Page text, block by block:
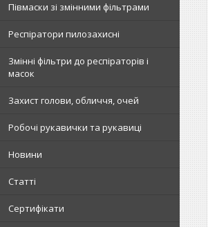
Півмаски зі змінними фільтрами
Респіратори пилозахисні
Змінні фільтри до респіраторів і
масок
Захист голови, обличчя, очей
Робочі рукавички та рукавиці
Новини
Статті
Сертифікати